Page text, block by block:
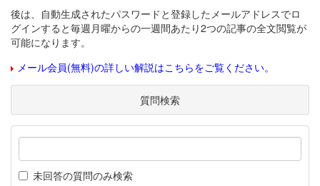
後は、自動生成されたパスワードと登録したメールアドレスでロ
グインすると毎週月曜からの一週間あたり2つの記事の全文閲覧が
可能になります。
メール会員(無料)の詳しい解説はこちらをご覧ください。
質問検索
未回答の質問のみ検索